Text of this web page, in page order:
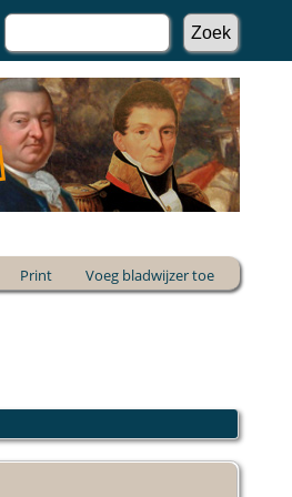
Print Voeg bladwijzer toe